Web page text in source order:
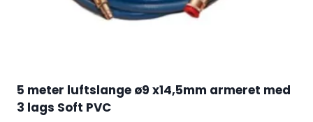
5 meter luftslange ø9 x14,5mm armeret med
3 lags Soft PVC